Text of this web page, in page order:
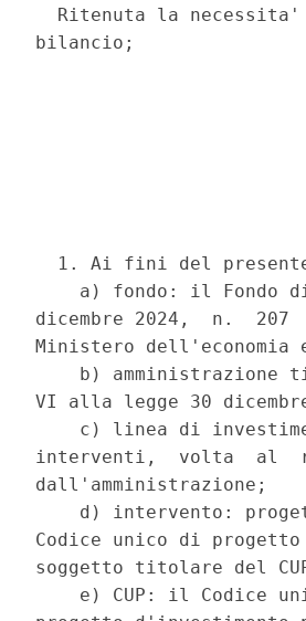
Ritenuta la
bilancio;
1. Ai fini del
a) fondo: il Fondo
dicembre 2024,  n.
Ministero
b) amministrazione
VI alla legge 30
c) linea di
interventi,  volta  al
dall'amministrazione;
d) intervento:
Codice unico di
soggetto titolare del
e) CUP: il Codice